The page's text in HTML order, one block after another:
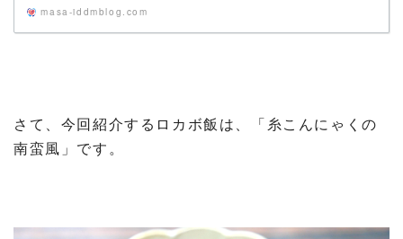
masa-iddmblog.com
さて、今回紹介するロカボ飯は、「糸こんにゃくの
南蛮風」です。